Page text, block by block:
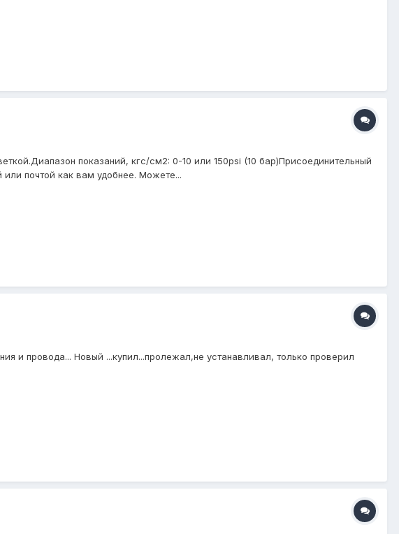
показаний, кгс/см2: 0-10 или 150psi (10 бар)Присоединительный
почтой как вам удобнее. Можете...
и провода... Новый ...купил...пролежал,не устанавливал, только проверил